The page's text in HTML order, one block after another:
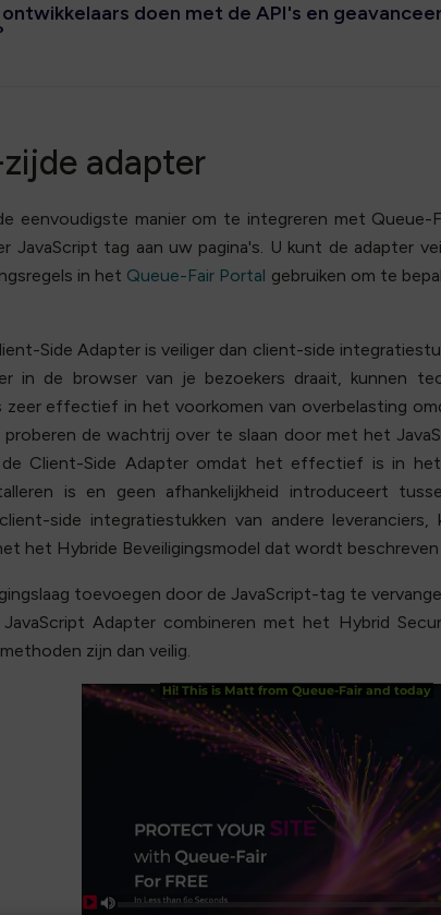
doen met de API's en
adapter
eenvoudigste manier om te integreren met Queue-
JavaScript tag aan uw pagina's. U kunt de adapter
in het Queue-Fair Portal gebruiken om te
Side Adapter is veiliger dan client-side
in de browser van je bezoekers draait, kunnen
zeer effectief in het voorkomen van overbelasting
proberen de wachtrij over te slaan door met het
de Client-Side Adapter omdat het effectief is in
is en geen afhankelijkheid introduceert
side integratiestukken van andere leveranciers,
het Hybride Beveiligingsmodel dat wordt beschreven
toevoegen door de JavaScript-tag te
Adapter combineren met het Hybrid
zijn dan veilig.